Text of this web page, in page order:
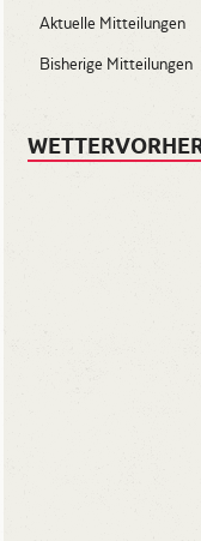
Aktuelle Mitteilungen
Bisherige Mitteilungen